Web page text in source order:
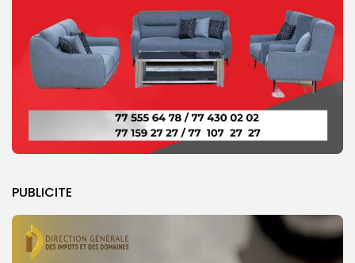
PUBLICITE